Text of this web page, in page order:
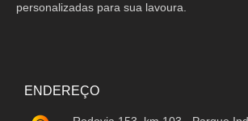
personalizadas para sua lavoura.
ENDEREÇO